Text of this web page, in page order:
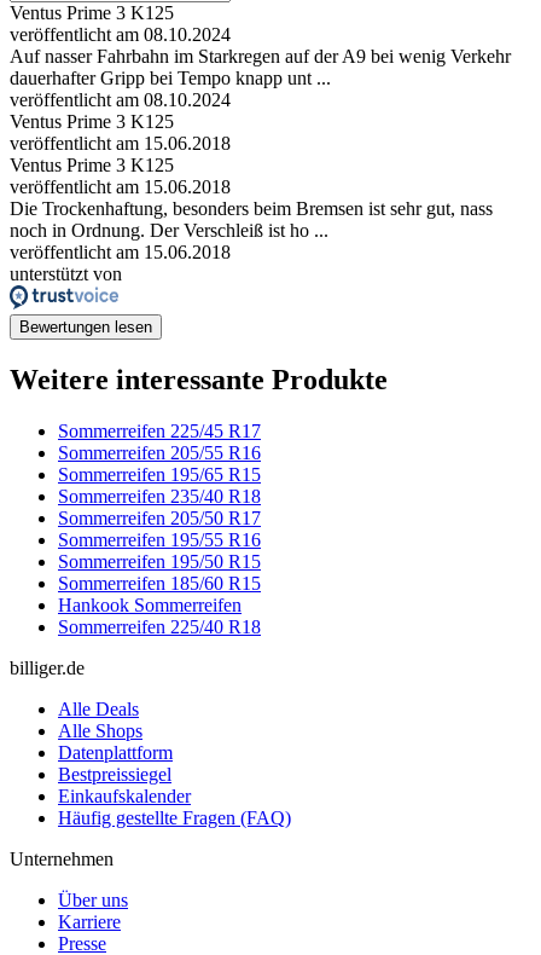
Ventus Prime 3 K125
veröffentlicht am 08.10.2024
Auf nasser Fahrbahn im Starkregen auf der A9 bei wenig Verkehr
dauerhafter Gripp bei Tempo knapp unt ...
veröffentlicht am 08.10.2024
Ventus Prime 3 K125
veröffentlicht am 15.06.2018
Ventus Prime 3 K125
veröffentlicht am 15.06.2018
Die Trockenhaftung, besonders beim Bremsen ist sehr gut, nass
noch in Ordnung. Der Verschleiß ist ho ...
veröffentlicht am 15.06.2018
unterstützt von
Bewertungen lesen
Weitere interessante Produkte
Sommerreifen 225/45 R17
Sommerreifen 205/55 R16
Sommerreifen 195/65 R15
Sommerreifen 235/40 R18
Sommerreifen 205/50 R17
Sommerreifen 195/55 R16
Sommerreifen 195/50 R15
Sommerreifen 185/60 R15
Hankook Sommerreifen
Sommerreifen 225/40 R18
billiger.de
Alle Deals
Alle Shops
Datenplattform
Bestpreissiegel
Einkaufskalender
Häufig gestellte Fragen (FAQ)
Unternehmen
Über uns
Karriere
Presse